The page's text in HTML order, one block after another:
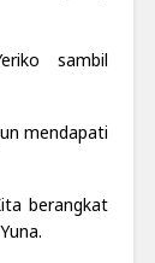
sambil
mendapati
berangkat